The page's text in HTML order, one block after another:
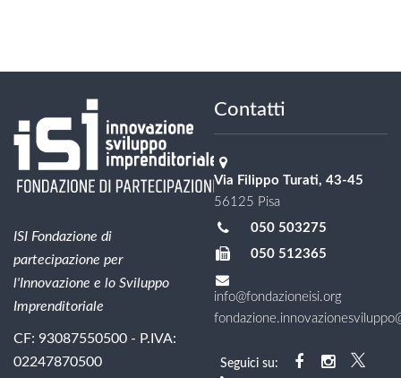
ISI Fondazione di
partecipazione per
l'Innovazione e lo Sviluppo
Imprenditoriale
CF: 93087550500 - P.IVA:
02247870500
Contatti
Via Filippo Turati, 43-45
56125 Pisa
050 503275
050 512365
info@fondazioneisi.org
Seguici su: